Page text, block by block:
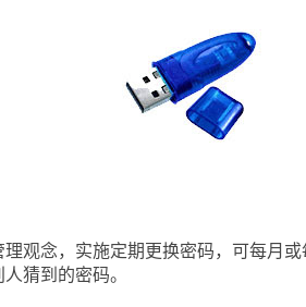
念，实施定期更换密码，可每月或
猜到的密码。